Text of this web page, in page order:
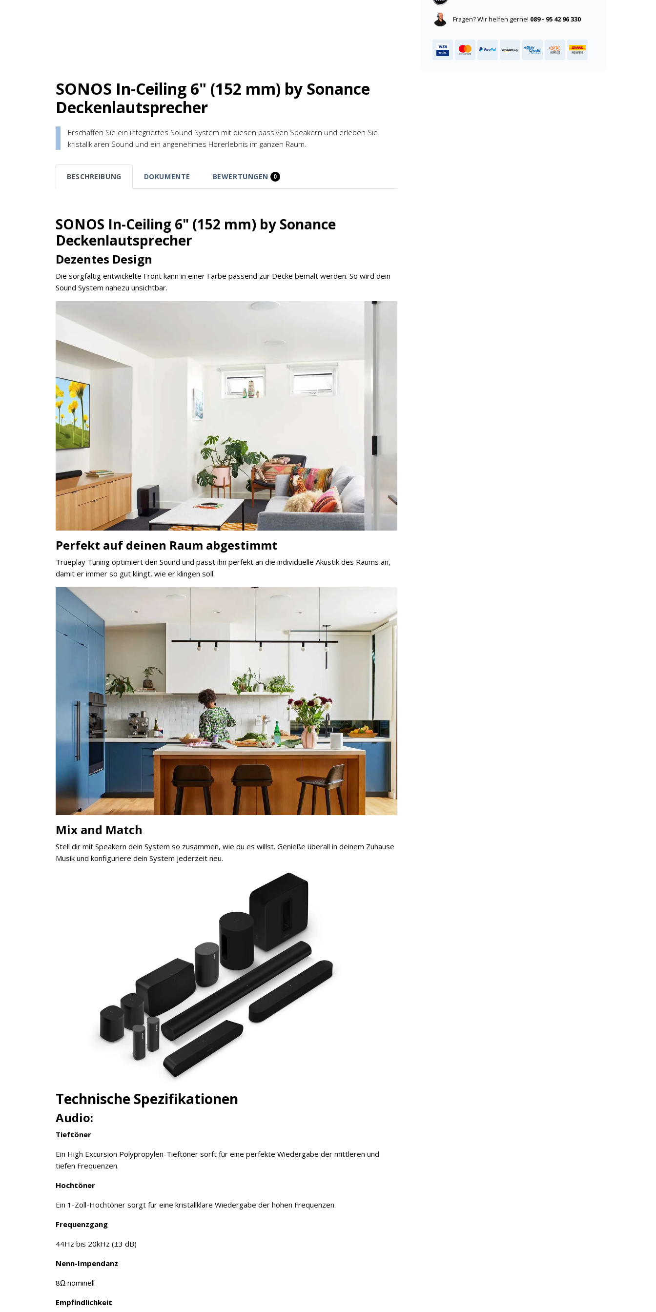
Fragen? Wir helfen gerne! 089 - 95 42 96 330
SONOS In-Ceiling 6" (152 mm) by Sonance
Deckenlautsprecher
Erschaffen Sie ein integriertes Sound System mit diesen passiven Speakern und erleben Sie
kristallklaren Sound und ein angenehmes Hörerlebnis im ganzen Raum.
BESCHREIBUNG DOKUMENTE BEWERTUNGEN 0
SONOS In-Ceiling 6" (152 mm) by Sonance
Deckenlautsprecher
Dezentes Design
Die sorgfältig entwickelte Front kann in einer Farbe passend zur Decke bemalt werden. So wird dein
Sound System nahezu unsichtbar.
Perfekt auf deinen Raum abgestimmt
Trueplay Tuning optimiert den Sound und passt ihn perfekt an die individuelle Akustik des Raums an,
damit er immer so gut klingt, wie er klingen soll.
Mix and Match
Stell dir mit Speakern dein System so zusammen, wie du es willst. Genieße überall in deinem Zuhause
Musik und konfiguriere dein System jederzeit neu.
Technische Spezifikationen
Audio:
Tieftöner
Ein High Excursion Polypropylen-Tieftöner sorft für eine perfekte Wiedergabe der mittleren und
tiefen Frequenzen.
Hochtöner
Ein 1-Zoll-Hochtöner sorgt für eine kristallklare Wiedergabe der hohen Frequenzen.
Frequenzgang
44Hz bis 20kHz (±3 dB)
Nenn-Impendanz
8Ω nominell
Empfindlichkeit
KEINE ANGEBOTE
VERPASSEN
Erhalten Sie exklusive Angebote, News und
Updates direkt in Ihr Postfach. Kostenlos und
jederzeit kündbar.
Jetzt anmelden
Mit der Anmeldung akzeptieren Sie unsere
Datenschutzerklärung
. Sie können sich
jederzeit wieder abmelden.